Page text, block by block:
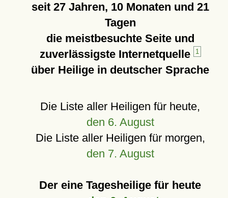
seit 27 Jahren, 10 Monaten und 21
Tagen
die meistbesuchte Seite und
zuverlässigste Internetquelle
1
über Heilige in deutscher Sprache
Die Liste aller Heiligen für heute,
den 6. August
Die Liste aller Heiligen für morgen,
den 7. August
Der eine Tagesheilige für heute